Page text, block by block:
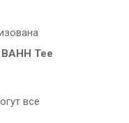
BAHH Tee
все